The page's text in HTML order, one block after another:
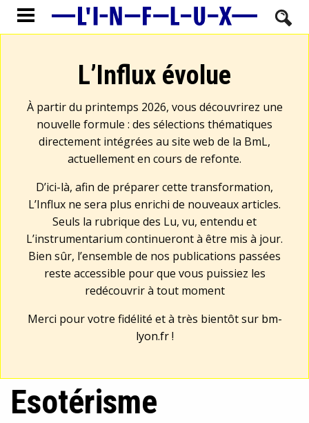
L’Influx évolue
À partir du printemps 2026, vous découvrirez une
nouvelle formule : des sélections thématiques
directement intégrées au site web de la BmL,
actuellement en cours de refonte.
D’ici-là, afin de préparer cette transformation,
L’Influx ne sera plus enrichi de nouveaux articles.
Seuls la rubrique des Lu, vu, entendu et
L’instrumentarium continueront à être mis à jour.
Bien sûr, l’ensemble de nos publications passées
reste accessible pour que vous puissiez les
redécouvrir à tout moment
Merci pour votre fidélité et à très bientôt sur bm-
lyon.fr!
Esotérisme